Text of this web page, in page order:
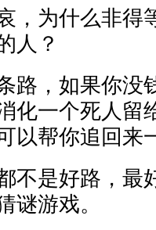
，为什么非得
人？
路，如果你没
化一个死人留
以帮你追回来
不是好路，最
谜游戏。